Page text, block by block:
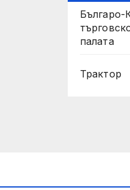
Българо-
палата
Трактор